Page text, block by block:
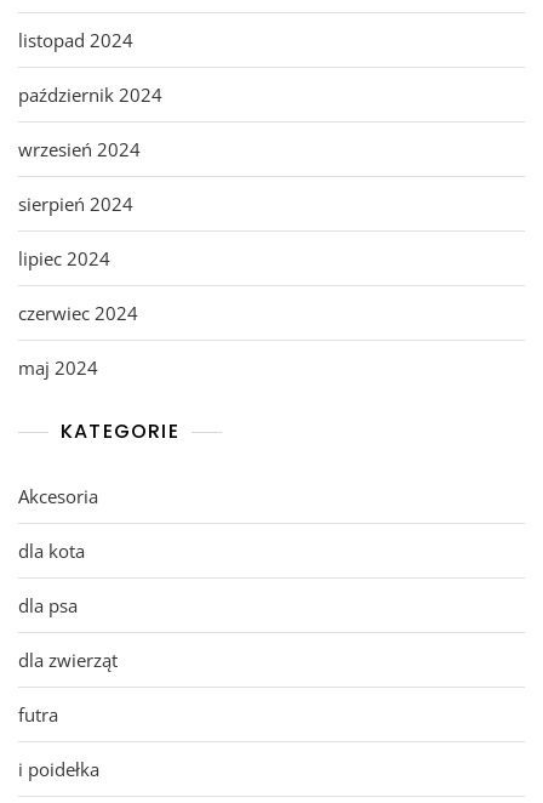
listopad 2024
październik 2024
wrzesień 2024
sierpień 2024
lipiec 2024
czerwiec 2024
maj 2024
KATEGORIE
Akcesoria
dla kota
dla psa
dla zwierząt
futra
i poidełka